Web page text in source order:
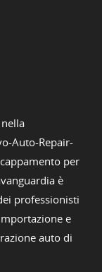
Auto-Repair-
per
è
professionisti
e
auto di